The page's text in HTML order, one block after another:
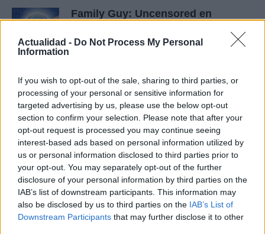
Actualidad - Do Not Process My Personal
Information
If you wish to opt-out of the sale, sharing to third parties, or
processing of your personal or sensitive information for
targeted advertising by us, please use the below opt-out
section to confirm your selection. Please note that after your
opt-out request is processed you may continue seeing
interest-based ads based on personal information utilized by
us or personal information disclosed to third parties prior to
your opt-out. You may separately opt-out of the further
disclosure of your personal information by third parties on the
IAB’s list of downstream participants. This information may
also be disclosed by us to third parties on the IAB’s List of
Downstream Participants that may further disclose it to other
Family Guy: Uncensored en
imágenes
19 mayo, 2020
Sushi Academy: Aprende a hacer
sushi en tu Nintendo DS
18 mayo, 2020
Wii Fit Plus se venderá a veinte
míseros euros
13 mayo, 2020
Planet 51 Online se muestra en un
trailer
12 mayo, 2020